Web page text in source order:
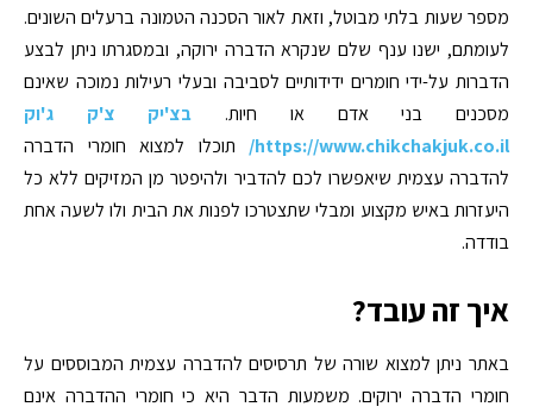
מספר שעות בלתי מבוטל, וזאת לאור הסכנה הטמונה ברעלים השונים.
לעומתם, ישנו ענף שלם שנקרא הדברה ירוקה, ובמסגרתו ניתן לבצע
הדברות על-ידי חומרים ידידותיים לסביבה ובעלי רעילות נמוכה שאינם
מסכנים בני אדם או חיות. בצ'יק צ'ק ג'וק
https://www.chikchakjuk.co.il/
תוכלו למצוא חומרי הדברה
להדברה עצמית שיאפשרו לכם להדביר ולהיפטר מן המזיקים ללא כל
היעזרות באיש מקצוע ומבלי שתצטרכו לפנות את הבית ולו לשעה אחת
בודדה.
איך זה עובד?
באתר ניתן למצוא שורה של תרסיסים להדברה עצמית המבוססים על
חומרי הדברה ירוקים. משמעות הדבר היא כי חומרי ההדברה אינם